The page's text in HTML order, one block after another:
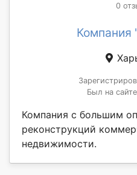
0
Компания
Был на
Компания с большим
реконструкций
недвижимости.